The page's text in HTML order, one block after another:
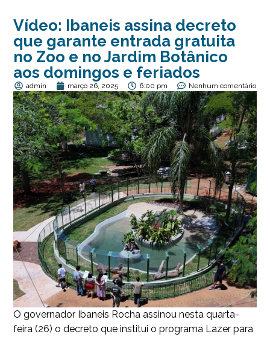
Vídeo: Ibaneis assina decreto
que garante entrada gratuita
no Zoo e no Jardim Botânico
aos domingos e feriados
admin março 26, 2025 6:00 pm Nenhum comentário
O governador Ibaneis Rocha assinou nesta quarta-
feira (26) o decreto que institui o programa Lazer para